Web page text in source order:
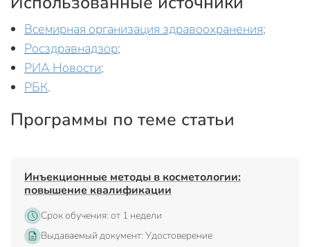
Всемирная организация здравоохранения;
Росздравнадзор;
РИА Новости;
РБК.
Программы по теме статьи
Инъекционные методы в косметологии:
повышение квалификации
Срок обучения: от 1 недели
Выдаваемый документ: Удостоверение